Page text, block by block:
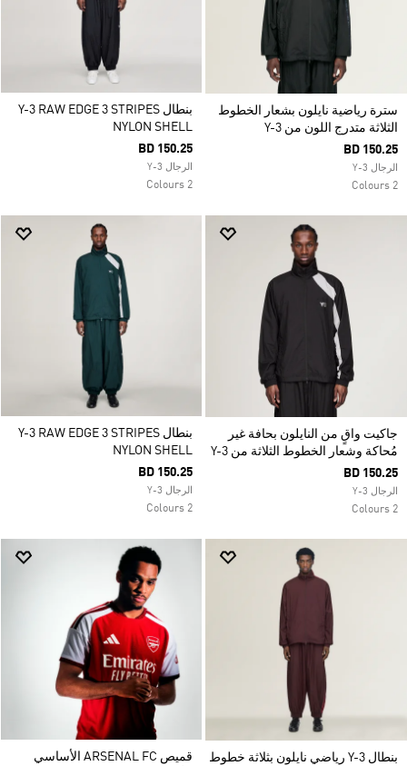
سترة رياضية نايلون بشعار الخطوط
الثلاثة متدرج اللون من Y-3
BD 150.25
الرجال Y-3
2 Colours
بنطال Y-3 RAW EDGE 3 STRIPES
NYLON SHELL
BD 150.25
الرجال Y-3
2 Colours
جاكيت واقٍ من النايلون بحافة غير
مُحاكة وشعار الخطوط الثلاثة من Y-3
BD 150.25
الرجال Y-3
2 Colours
بنطال Y-3 RAW EDGE 3 STRIPES
NYLON SHELL
BD 150.25
الرجال Y-3
2 Colours
بنطال Y-3 رياضي نايلون بثلاثة خطوط قميص ARSENAL FC الأساسي